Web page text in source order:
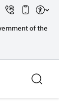
of the